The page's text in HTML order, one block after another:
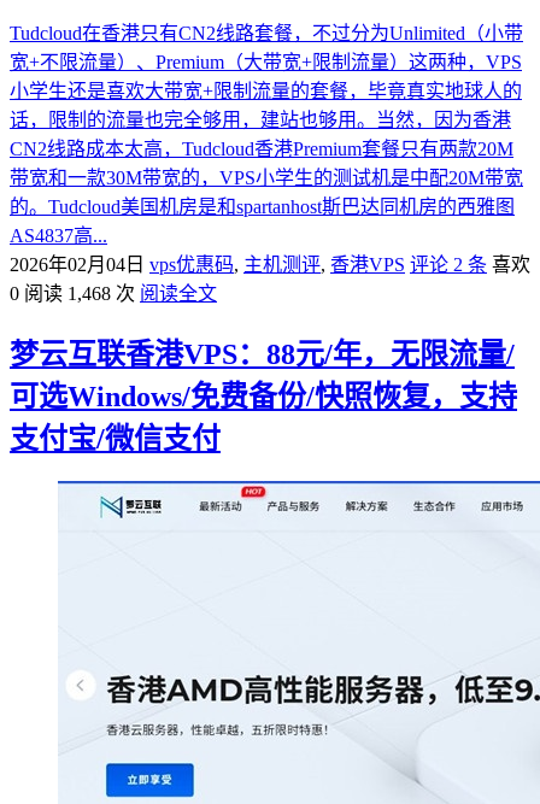
Tudcloud在香港只有CN2线路套餐，不过分为Unlimited（小带
宽+不限流量）、Premium（大带宽+限制流量）这两种，VPS
小学生还是喜欢大带宽+限制流量的套餐，毕竟真实地球人的
话，限制的流量也完全够用，建站也够用。当然，因为香港
CN2线路成本太高，Tudcloud香港Premium套餐只有两款20M
带宽和一款30M带宽的，VPS小学生的测试机是中配20M带宽
的。Tudcloud美国机房是和spartanhost斯巴达同机房的西雅图
AS4837高...
2026年02月04日 vps优惠码, 主机测评, 香港VPS 评论 2 条 喜欢
0 阅读 1,468 次 阅读全文
梦云互联香港VPS：88元/年，无限流量/
可选Windows/免费备份/快照恢复，支持
支付宝/微信支付